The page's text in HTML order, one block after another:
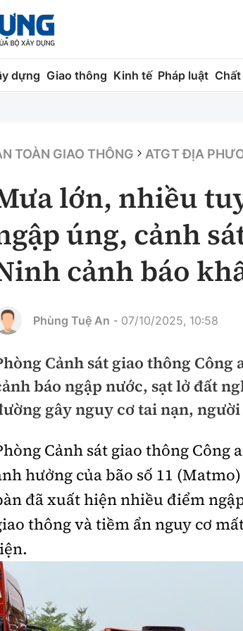
dựng Giao thông Kinh tế Pháp luật
Chỉ đạo điều hành
Vật liệu xây dựng
Giám định chất lượng
Quản lý đô thị
An toàn giao thông
Giao thông 24h
ATGT địa phương
Văn hóa giao thông
Lái xe an toàn
Chung tay vì ATGT
Gương sáng giao thông
xem thêm
Văn hóa
TOÀN GIAO THÔNG ATGT ĐỊA
lớn, nhiều
úng, cảnh
cảnh báo
Phùng Tuệ An - 07/10/2025, 10:58
Cảnh sát giao thông
báo ngập nước, sạt lở đất
gây nguy cơ tai nạn,
Cảnh sát giao thông Công
hưởng của bão số 11
đã xuất hiện nhiều điểm
thông và tiềm ẩn nguy cơ